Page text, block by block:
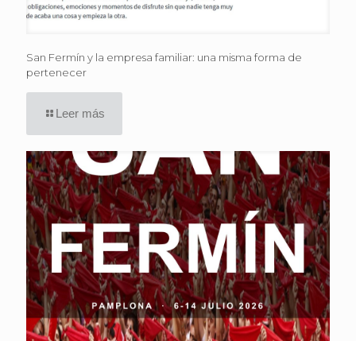
San Fermín y la empresa familiar: una misma forma de
pertenecer
Leer más